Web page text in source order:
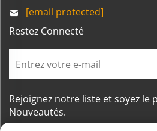
[email protected]
Restez Connecté
Rejoignez notre liste et soyez le
Nouveautés.